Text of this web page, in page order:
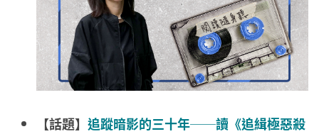
【話題】 追蹤暗影的三十年──讀《追緝極惡殺